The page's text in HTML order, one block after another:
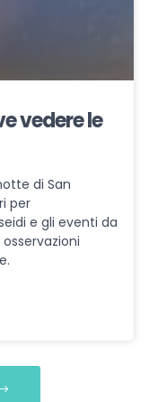
vedere le
di San
per
e gli eventi da